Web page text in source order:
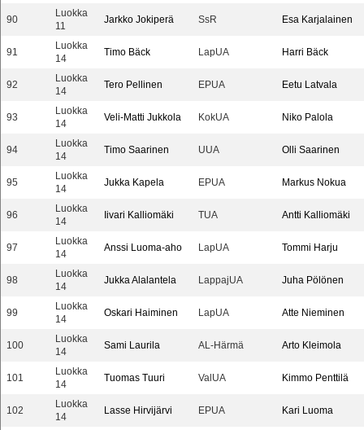
90
Luokka
11
Jarkko Jokiperä SsR Esa Karjalainen
91
Luokka
14
Timo Bäck LapUA Harri Bäck
92
Luokka
14
Tero Pellinen EPUA Eetu Latvala
93
Luokka
14
Veli-Matti Jukkola KokUA Niko Palola
94
Luokka
14
Timo Saarinen UUA Olli Saarinen
95
Luokka
14
Jukka Kapela EPUA Markus Nokua
96
Luokka
14
Iivari Kalliomäki TUA Antti Kalliomäki
97
Luokka
14
Anssi Luoma-aho LapUA Tommi Harju
98
Luokka
14
Jukka Alalantela LappajUA Juha Pölönen
99
Luokka
14
Oskari Haiminen LapUA Atte Nieminen
100
Luokka
14
Sami Laurila AL-Härmä Arto Kleimola
101
Luokka
14
Tuomas Tuuri ValUA Kimmo Penttilä
102
Luokka
14
Lasse Hirvijärvi EPUA Kari Luoma